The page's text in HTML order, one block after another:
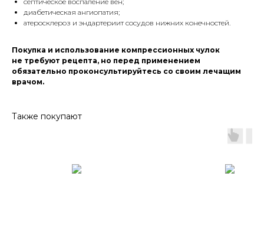
диабетическая ангиопатия;
атеросклероз и эндартериит сосудов нижних конечностей.
Покупка и использование компрессионных чулок
не требуют рецепта, но перед применением
обязательно проконсультируйтесь со своим лечащим
врачом.
Также покупают